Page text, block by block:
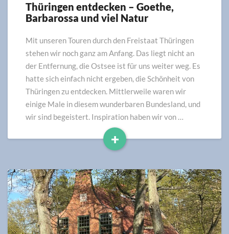
Thüringen
entdecken
Goethe,
Barbarossa
und
Natur
Thüringen entdecken – Goethe,
Barbarossa und viel Natur
Mit unseren Touren durch den Freistaat Thüringen
stehen wir noch ganz am Anfang. Das liegt nicht an
der Entfernung, die Ostsee ist für uns weiter weg. Es
hatte sich einfach nicht ergeben, die Schönheit von
Thüringen zu entdecken. Mittlerweile waren wir
einige Male in diesem wunderbaren Bundesland, und
wir sind begeistert. Inspiration haben wir von …
+
Read